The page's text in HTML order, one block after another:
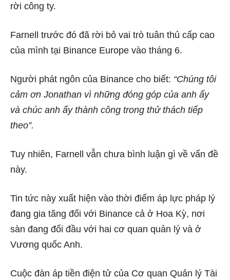
rời công ty.
Farnell trước đó đã rời bỏ vai trò tuân thủ cấp cao
của mình tại Binance Europe vào tháng 6.
Người phát ngôn của Binance cho biết: “Chúng tôi
cảm ơn Jonathan vì những đóng góp của anh ấy
và chúc anh ấy thành công trong thử thách tiếp
theo”.
Tuy nhiên, Farnell vẫn chưa bình luận gì về vấn đề
này.
Tin tức này xuất hiện vào thời điểm áp lực pháp lý
đang gia tăng đối với Binance cả ở Hoa Kỳ, nơi
sàn đang đối đầu với hai cơ quan quản lý và ở
Vương quốc Anh.
Cuộc đàn áp tiền điện tử của Cơ quan Quản lý Tài